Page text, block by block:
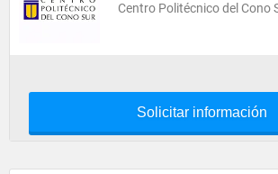
Centro Politécnico del Cono
Solicitar información